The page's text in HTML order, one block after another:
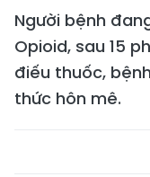
Người bệnh
Opioid, sau 15
điếu thuốc,
thức hôn mê.